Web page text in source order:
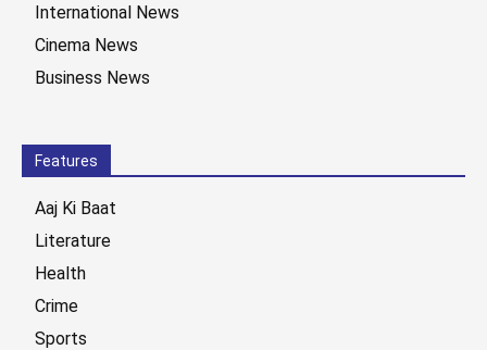
International News
Cinema News
Business News
Features
Aaj Ki Baat
Literature
Health
Crime
Sports